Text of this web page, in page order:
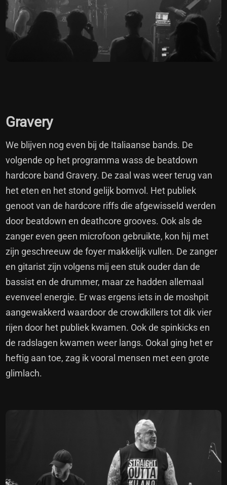
Gravery
We blijven nog even bij de Italiaanse bands. De
volgende op het programma wass de beatdown
hardcore band Gravery. De zaal was weer terug van
het eten en het stond gelijk bomvol. Het publiek
genoot van de hardcore riffs die afgewisseld werden
door beatdown en deathcore grooves. Ook als de
zanger even geen microfoon gebruikte, kon hij met
zijn geschreeuw de foyer makkelijk vullen. De zanger
en gitarist zijn volgens mij een stuk ouder dan de
bassist en de drummer, maar ze hadden allemaal
evenveel energie. Er was ergens iets in de moshpit
aangewakkerd waardoor de crowdkillers tot dik vier
rijen door het publiek kwamen. Ook de spinkicks en
de radslagen kwamen weer langs. Ookal ging het er
heftig aan toe, zag ik vooral mensen met een grote
glimlach.